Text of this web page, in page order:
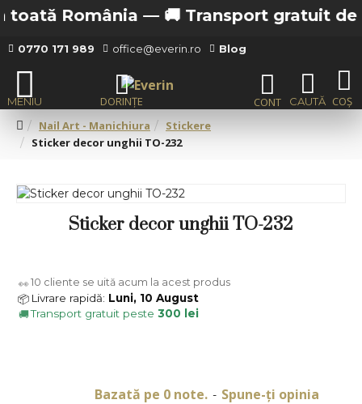
România —🚚 Transport gratuit de
0770 171 989 office@everin.ro Blog
Nail Art - Manichiura
Stickere
Sticker decor unghii TO-232
Sticker decor unghii TO-232
Bazată pe 0 note. - Spune-ţi opinia
👀 10 cliente se uită acum la acest produs
📦 Livrare rapidă: Luni, 10 August
🚚Transport gratuit peste 300 lei